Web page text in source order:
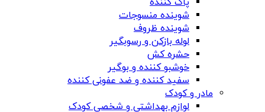
شوینده منسوجات
شوینده ظروف
لوله بازکن و رسوبگیر
حشره کش
خوشبو کننده و بوگیر
سفید کننده و ضد عفونی کننده
مادر و کودک
لوازم بهداشتی و شخصی کودک